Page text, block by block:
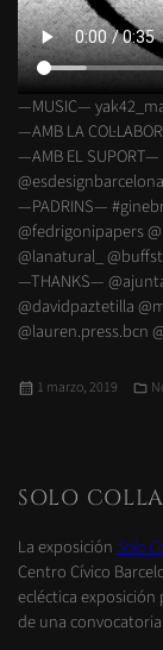
—MUSIC—
—AMB LA
—AMB EL
—PADRINS—
@fedrigonipapers
@lanatural_
—THANKS—
@davidpaztetilla
@lauren.press.bcn
Publicado
1 marzo, 2019
SOLO
La exposiciónSolo
Centro Cívico
ecléctica
de una